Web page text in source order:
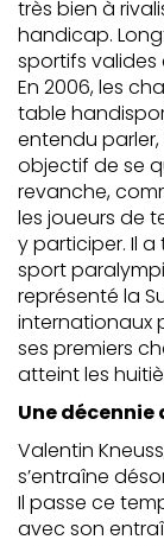
très bien à
handicap.
sportifs valides
En 2006, les
table
entendu parler,
objectif de se
revanche,
les joueurs de
y participer. Il
sport
représenté la
internationaux
ses premiers
atteint les
Une décennie
Valentin
s’entraîne
Il passe ce
avec son